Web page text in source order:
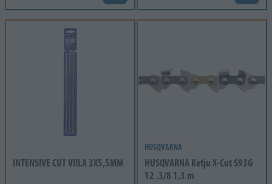
INTENSIVE CUT VIILA 3X5,5MM
HUSQVARNA
HUSQVARNA Ketju X-Cut S93G
12 .3/8 1,3 m